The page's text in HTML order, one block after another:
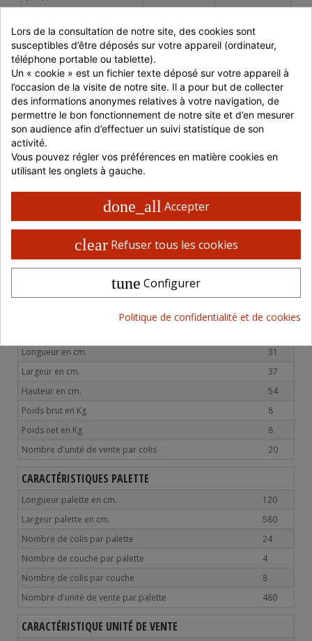
1000 à 1499 € HT
-10%
2,54 € HT
> 1500 € HT
ou retrait en magasin
-15% 2,40 € HT
Livraison 48 / 72 H en France
Retrait possible en magasin
Paiement 100% sécurisé
CARACTÉRISTIQUES PRODUITS
Hauteur produit en mm.
79
Matière
CARTON
3700466018584
Poids du produit en g.
4.78
Longueur en cm.
31
Largeur en cm.
37
Hauteur en cm.
54
Poids brut en Kg
8
Poids net en Kg
8
Nombre d'unité de vente par colis
20
CARACTÉRISTIQUES PALETTE
Longueur palette en cm.
120
Largeur palette en cm.
580
Nombre de colis par palette
24
Nombre de couche par palette
4
Nombre de colis par couche
8
Nombre d'unité de vente par palette
480
CARACTÉRISTIQUE UNITÉ DE VENTE
Lors de la consultation de notre site, des cookies sont
susceptibles d’être déposés sur votre appareil (ordinateur,
téléphone portable ou tablette).
Un « cookie » est un fichier texte déposé sur votre appareil à
l’occasion de la visite de notre site. Il a pour but de collecter
des informations anonymes relatives à votre navigation, de
permettre le bon fonctionnement de notre site et d’en mesurer
son audience afin d’effectuer un suivi statistique de son
activité.
Vous pouvez régler vos préférences en matière cookies en
utilisant les onglets à gauche.
done_all Accepter
clear Refuser tous les cookies
tune Configurer
Politique de confidentialité et de cookies